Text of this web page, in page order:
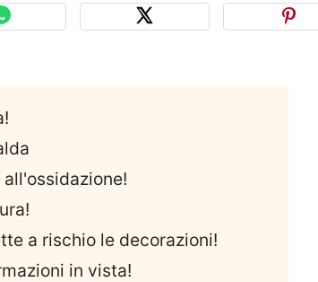
a rischio le decorazioni!
in vista!